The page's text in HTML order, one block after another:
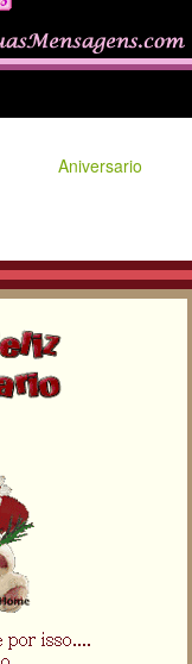
Aniversario